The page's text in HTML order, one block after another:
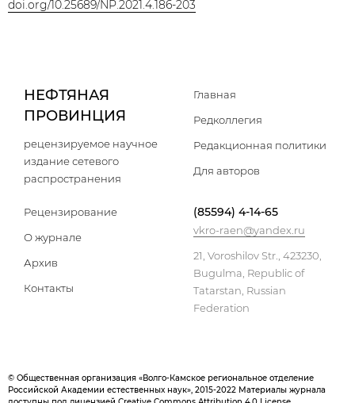
doi.org/10.25689/NP.2021.4.186-203
НЕФТЯНАЯ
ПРОВИНЦИЯ
рецензируемое научное
издание сетевого
распространения
Главная
Редколлегия
Редакционная политики
Для авторов
Рецензирование
О журнале
Архив
Контакты
(85594) 4-14-65
vkro-raen@yandex.ru
21, Voroshilov Str., 423230,
Bugulma, Republic of
Tatarstan, Russian
Federation
© Общественная организация «Волго-Камское региональное отделение
Российской Академии естественных наук», 2015-2022 Материалы журнала